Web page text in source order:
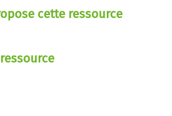
cette ressource